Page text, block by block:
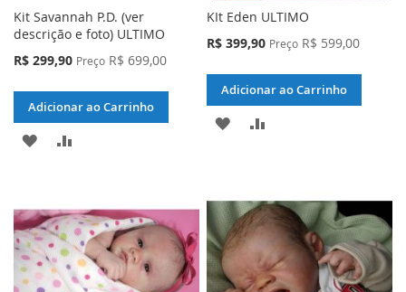
Kit Savannah P.D. (ver
descrição e foto) ULTIMO
Preço
R$ 299,90 Preço R$ 699,00
Adicionar ao Carrinho
ADICIONAR
DE
DESEJOS
KIt Eden ULTIMO
Preço
R$ 399,90 Preço R$ 599,00
Adicionar ao Carrinho
ADICIONAR
DE
DESEJOS